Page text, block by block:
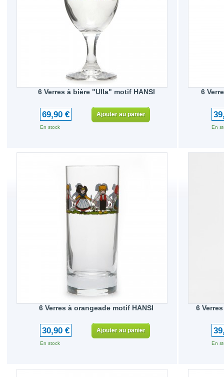
6 Verres à bière "Ulla" motif HANSI
69,90 €
En stock
Ajouter au panier
6
En
6 Verres à orangeade motif HANSI
30,90 €
En stock
Ajouter au panier
6
En